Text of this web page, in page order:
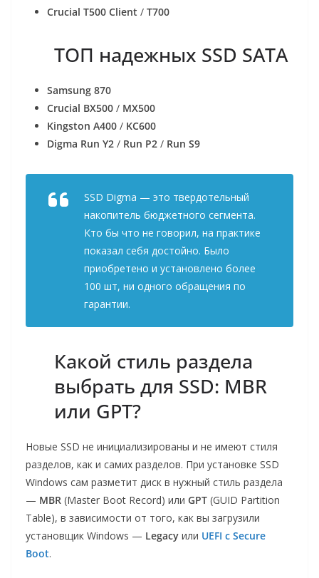
Crucial T500 Client / T700
ТОП надежных SSD SATA
Samsung 870
Crucial BX500 / MX500
Kingston A400 / KC600
Digma Run Y2 / Run P2 / Run S9
SSD Digma — это твердотельный
накопитель бюджетного сегмента.
Кто бы что не говорил, на практике
показал себя достойно. Было
приобретено и установлено более
100 шт, ни одного обращения по
гарантии.
Какой стиль раздела
выбрать для SSD: MBR
или GPT?
Новые SSD не инициализированы и не имеют стиля
разделов, как и самих разделов. При установке SSD
Windows сам разметит диск в нужный стиль раздела
— MBR (Master Boot Record) или GPT (GUID Partition
Table), в зависимости от того, как вы загрузили
установщик Windows — Legacy или UEFI с Secure
Boot.